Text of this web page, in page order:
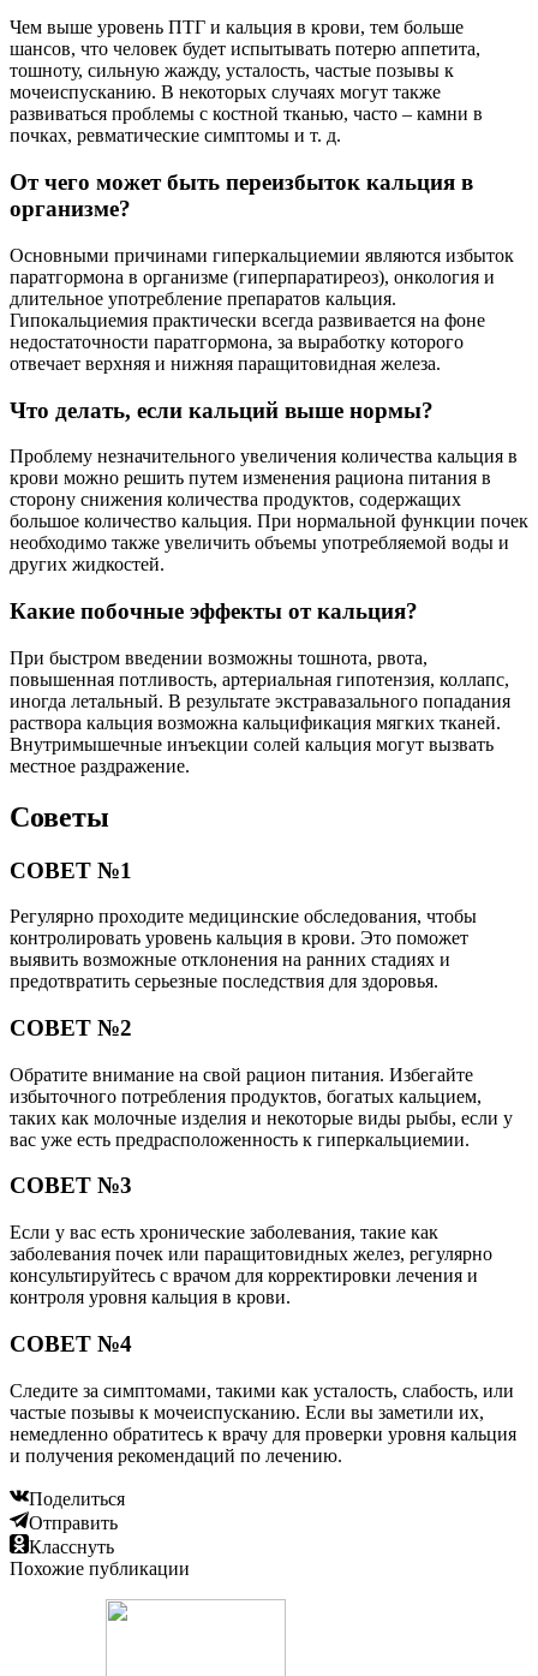
Чем выше уровень ПТГ и кальция в крови, тем больше
шансов, что человек будет испытывать потерю аппетита,
тошноту, сильную жажду, усталость, частые позывы к
мочеиспусканию. В некоторых случаях могут также
развиваться проблемы с костной тканью, часто – камни в
почках, ревматические симптомы и т. д.
От чего может быть переизбыток кальция в
организме?
Основными причинами гиперкальциемии являются избыток
паратгормона в организме (гиперпаратиреоз), онкология и
длительное употребление препаратов кальция.
Гипокальциемия практически всегда развивается на фоне
недостаточности паратгормона, за выработку которого
отвечает верхняя и нижняя паращитовидная железа.
Что делать, если кальций выше нормы?
Проблему незначительного увеличения количества кальция в
крови можно решить путем изменения рациона питания в
сторону снижения количества продуктов, содержащих
большое количество кальция. При нормальной функции почек
необходимо также увеличить объемы употребляемой воды и
других жидкостей.
Какие побочные эффекты от кальция?
При быстром введении возможны тошнота, рвота,
повышенная потливость, артериальная гипотензия, коллапс,
иногда летальный. В результате экстравазального попадания
раствора кальция возможна кальцификация мягких тканей.
Внутримышечные инъекции солей кальция могут вызвать
местное раздражение.
Советы
СОВЕТ №1
Регулярно проходите медицинские обследования, чтобы
контролировать уровень кальция в крови. Это поможет
выявить возможные отклонения на ранних стадиях и
предотвратить серьезные последствия для здоровья.
СОВЕТ №2
Обратите внимание на свой рацион питания. Избегайте
избыточного потребления продуктов, богатых кальцием,
таких как молочные изделия и некоторые виды рыбы, если у
вас уже есть предрасположенность к гиперкальциемии.
СОВЕТ №3
Если у вас есть хронические заболевания, такие как
заболевания почек или паращитовидных желез, регулярно
консультируйтесь с врачом для корректировки лечения и
контроля уровня кальция в крови.
СОВЕТ №4
Следите за симптомами, такими как усталость, слабость, или
частые позывы к мочеиспусканию. Если вы заметили их,
немедленно обратитесь к врачу для проверки уровня кальция
и получения рекомендаций по лечению.
Поделиться
Отправить
Класснуть
Похожие публикации